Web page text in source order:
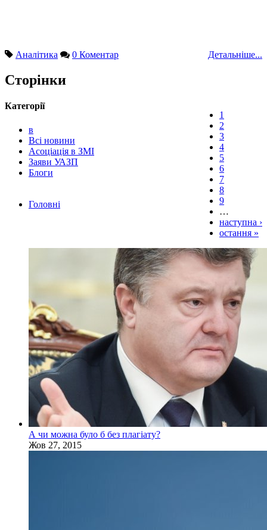
Аналітика 0 Коментар Детальніше...
Сторінки
1
2
3
4
5
6
7
8
9
…
наступна ›
остання »
Категорії
в
Всі новини
Асоціація в ЗМІ
Заяви УАЗП
Блоги
Головні
А чи можна було б без плагіату?
Жов 27, 2015